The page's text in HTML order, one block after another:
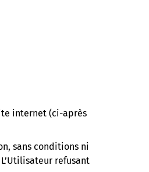
internet (ci-après
sans conditions ni
refusant